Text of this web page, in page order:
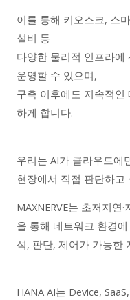
이를 통해 키오스크, 스
설비 등
다양한 물리적 인프라에
운영할 수 있으며,
구축 이후에도 지속적인
하게 합니다.
우리는 AI가 클라우드에
현장에서 직접 판단하고
MAXNERVE는 초저지연
을 통해 네트워크 환경
석, 판단, 제어가 가능한
HANA AI는 Device,